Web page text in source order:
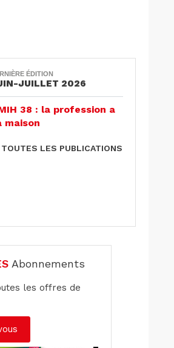
ÉDITION
JUILLET 2026
38 : la profession a
maison
TOUTES LES PUBLICATIONS
Abonnements
les offres de